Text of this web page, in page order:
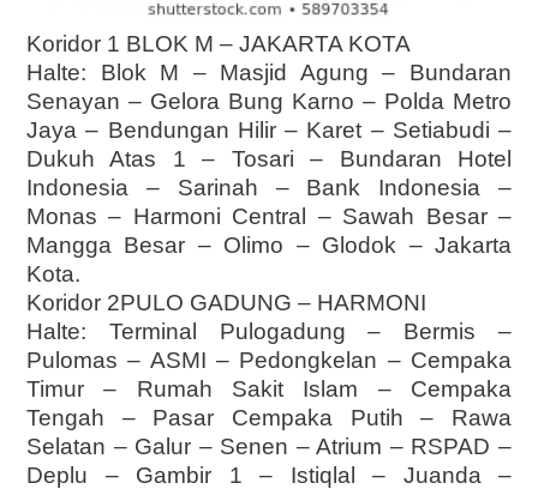
Koridor 1 BLOK M – JAKARTA KOTA
Halte: Blok M – Masjid Agung – Bundaran
Senayan – Gelora Bung Karno – Polda Metro
Jaya – Bendungan Hilir – Karet – Setiabudi –
Dukuh Atas 1 – Tosari – Bundaran Hotel
Indonesia – Sarinah – Bank Indonesia –
Monas – Harmoni Central – Sawah Besar –
Mangga Besar – Olimo – Glodok – Jakarta
Kota.
Koridor 2PULO GADUNG – HARMONI
Halte: Terminal Pulogadung – Bermis –
Pulomas – ASMI – Pedongkelan – Cempaka
Timur – Rumah Sakit Islam – Cempaka
Tengah – Pasar Cempaka Putih – Rawa
Selatan – Galur – Senen – Atrium – RSPAD –
Deplu – Gambir 1 – Istiqlal – Juanda –